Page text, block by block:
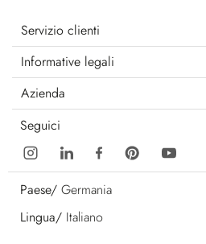
Servizio clienti
Informative legali
Azienda
Seguici
Paese/ Germania
Lingua/ Italiano